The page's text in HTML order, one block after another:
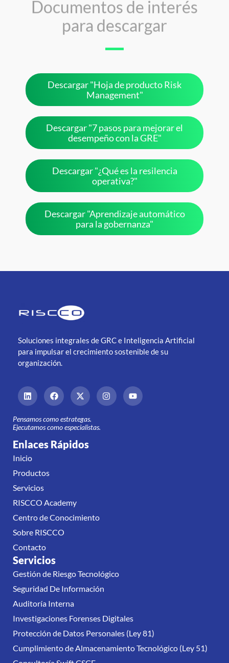
Documentos de interés
para descargar
Descargar "Hoja de producto Risk
Management"
Descargar "7 pasos para mejorar el
desempeño con la GRE"
Descargar "¿Qué es la resilencia
operativa?"
Descargar "Aprendizaje automático
para la gobernanza"
Soluciones integrales de GRC e Inteligencia Artificial
para impulsar el crecimiento sostenible de su
organización.
Pensamos como estrategas.
Ejecutamos como especialistas.
Enlaces Rápidos
Inicio
Productos
Servicios
RISCCO Academy
Centro de Conocimiento
Sobre RISCCO
Contacto
Servicios
Gestión de Riesgo Tecnológico
Seguridad De Información
Auditoría Interna
Investigaciones Forenses Digitales
Protección de Datos Personales (Ley 81)
Cumplimiento de Almacenamiento Tecnológico (Ley 51)